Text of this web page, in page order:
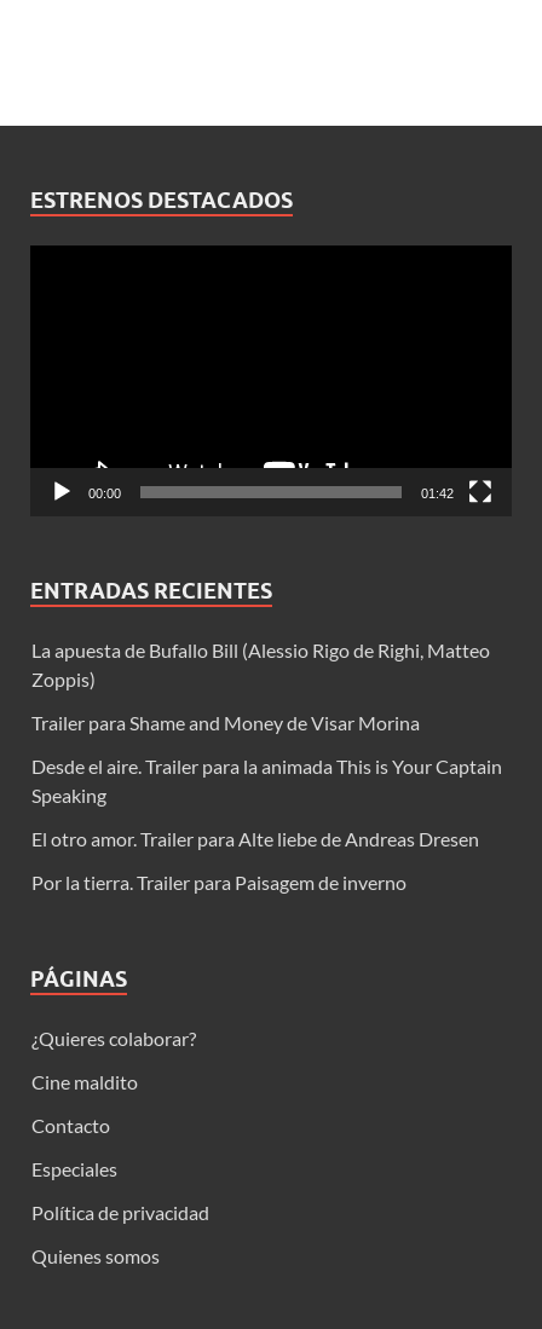
ESTRENOS DESTACADOS
00:00 01:42
ENTRADAS RECIENTES
La apuesta de Bufallo Bill (Alessio Rigo de Righi, Matteo
Zoppis)
Trailer para Shame and Money de Visar Morina
Desde el aire. Trailer para la animada This is Your Captain
Speaking
El otro amor. Trailer para Alte liebe de Andreas Dresen
Por la tierra. Trailer para Paisagem de inverno
PÁGINAS
¿Quieres colaborar?
Cine maldito
Contacto
Especiales
Política de privacidad
Quienes somos